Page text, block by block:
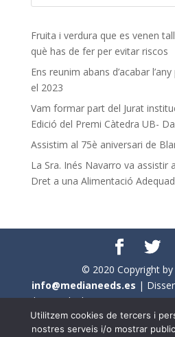
Fruita i verdura que es venen
què has de fer per evitar riscos
Ens reunim abans d’acabar
el 2023
Vam formar part del Jurat
Edició del Premi Càtedra UB-
Assistim al 75è aniversari de
La Sra. Inés Navarro va assistir
Dret a una Alimentació
© 2020 Copyright
info@medianeeds.es |
| Tots els drets reservats a
Avís per
Utilitzem cookies de tercers i
nostres serveis i/o mostrar